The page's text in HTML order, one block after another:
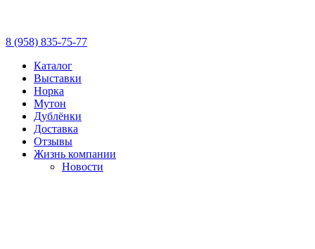
8 (958) 835-75-77
Каталог
Выставки
Норка
Мутон
Дублёнки
Доставка
Отзывы
Жизнь компании
Новости